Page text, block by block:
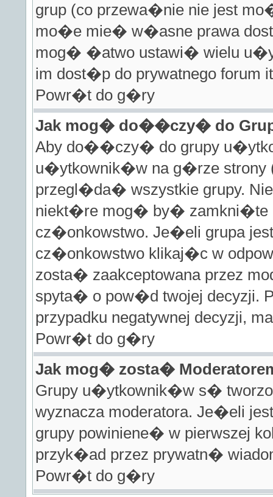
grup (co przewa�nie nie jest
mo�e mie� w�asne prawa
mog� �atwo ustawi� wielu
im dost�p do prywatnego forum
Powr�t do g�ry
Jak mog� do��czy� do
Aby do��czy� do grupy
u�ytkownik�w na g�rze strony
przegl�da� wszystkie grupy.
niekt�re mog� by� zamkni�te
cz�onkowstwo. Je�eli grupa
cz�onkowstwo klikaj�c w
zosta� zaakceptowana przez
spyta� o pow�d twojej decyzji.
przypadku negatywnej decyzji,
Powr�t do g�ry
Jak mog� zosta�
Grupy u�ytkownik�w s�
wyznacza moderatora. Je�eli
grupy powiniene� w pierwszej
przyk�ad przez prywatn�
Powr�t do g�ry